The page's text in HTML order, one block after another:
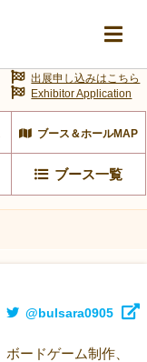
ブース＆ホールMAP
ブース一覧
出展申し込みはこちら
Exhibitor Application
@bulsara0905
ードゲーム制作、